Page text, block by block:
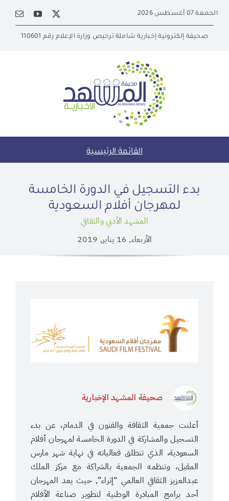
content
الجمعة 07 أغسطس 2026
صحيفة إلكترونية إخبارية شاملة ترخيص وزارة الإعلام رقم 110601
القائمة الرئيسية
بدء التسجيل في الدورة الخامسة
لمهرجان أفلام السعودية
المشهد الأدبي والثقافي
الأربعاء, 16 يناير, 2019
صحيفة المشهد الإخبارية
أعلنت جمعية الثقافة والفنون في الدمام، عن بدء
التسجيل والمشاركة في الدورة الخامسة لمهرجان أفلام
السعودية، الذي تنطلق فعالياته في نهاية شهر مارس
المقبل، وتنظمه الجمعية بالشراكة مع مركز الملك
عبدالعزيز الثقافي العالمي “إثراء”, حيث يعد المهرجان
أحد برامج المبادرة الوطنية لتطوير صناعة الأفلام